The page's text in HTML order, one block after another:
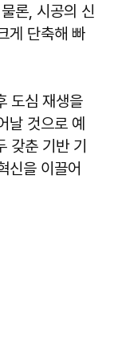
론, 시공의 신
게 단축해 빠
도심 재생을
날 것으로 예
갖춘 기반 기
신을 이끌어